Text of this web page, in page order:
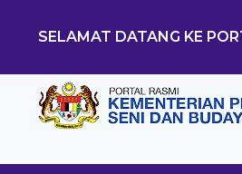
SELAMAT DATANG KE